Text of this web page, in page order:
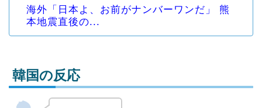
海外「日本よ、お前がナンバーワンだ」 熊
本地震直後の...
韓国の反応